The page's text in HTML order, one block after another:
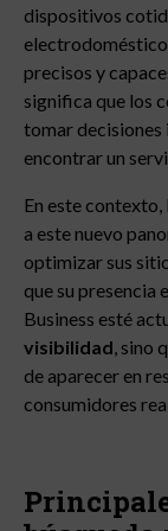
dispositivos
precisos y
significa que los
tomar decisiones
encontrar un
En este contexto,
a este nuevo
optimizar sus
que su
Business esté
visibilidad, sino
de aparecer en
consumidores